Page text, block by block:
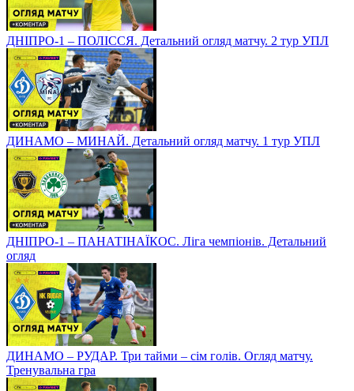
ДНІПРО-1 – ПОЛІССЯ. Детальний огляд матчу. 2 тур УПЛ
ДИНАМО – МИНАЙ. Детальний огляд матчу. 1 тур УПЛ
ДНІПРО-1 – ПАНАТІНАЇКОС. Ліга чемпіонів. Детальний
огляд
ДИНАМО – РУДАР. Три тайми – сім голів. Огляд матчу.
Тренувальна гра